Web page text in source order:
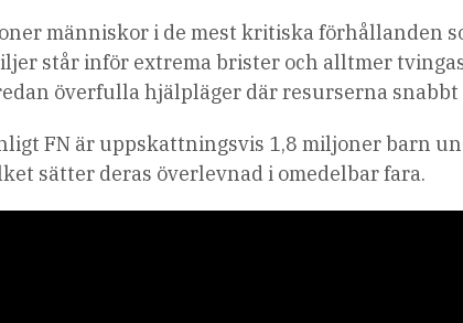
människor i de mest kritiska förhållanden
står inför extrema brister och alltmer
överfulla hjälpläger där resurserna snabbt
FN är uppskattningsvis 1,8 miljoner barn
sätter deras överlevnad i omedelbar fara.